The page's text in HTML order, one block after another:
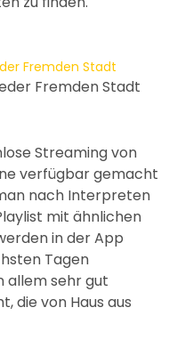
Fremden Stadt
Streaming von
verfügbar gemacht
nach Interpreten
mit ähnlichen
in der App
Tagen
allem sehr gut
die von Haus aus